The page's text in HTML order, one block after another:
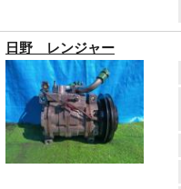
日野 レンジャー